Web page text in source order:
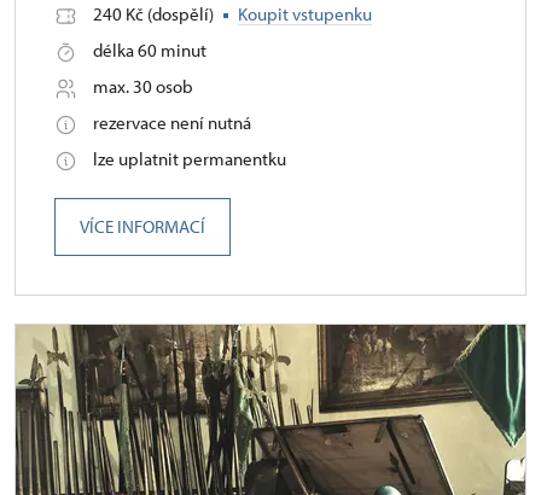
240 Kč (dospělí)
Koupit vstupenku
délka 60 minut
max. 30 osob
rezervace není nutná
lze uplatnit permanentku
VÍCE INFORMACÍ